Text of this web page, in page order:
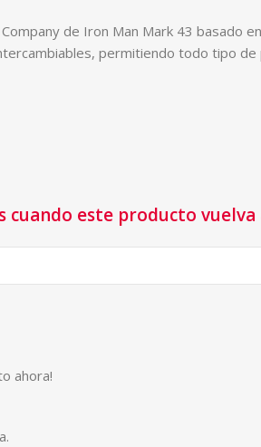
de Iron Man Mark 43
permitiendo todo tipo de
cuando este producto
ahora!